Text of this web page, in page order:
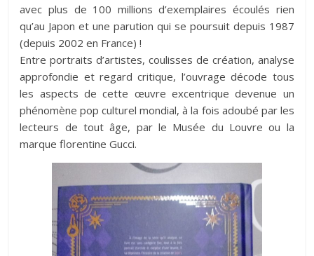
avec plus de 100 millions d’exemplaires écoulés rien
qu’au Japon et une parution qui se poursuit depuis 1987
(depuis 2002 en France) !
Entre portraits d’artistes, coulisses de création, analyse
approfondie et regard critique, l’ouvrage décode tous
les aspects de cette œuvre excentrique devenue un
phénomène pop culturel mondial, à la fois adoubé par les
lecteurs de tout âge, par le Musée du Louvre ou la
marque florentine Gucci.